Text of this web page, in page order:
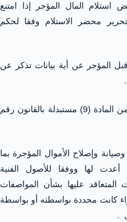
استلام المال المؤجر إذا امتنع
محضر الاستلام وفقا لحكم
المؤجر عن أية بيانات تذكر عن
مادة 9 (( الفقرة الأولى من المادة (9) مستبدلة بالقانون رقم
وإصلاح الأموال المؤجرة بما
لها ووفقا للأصول الفنية
المتعاقد عليها بشأن المواصفات
كانت محددة بواسطته أو بواسطة
.